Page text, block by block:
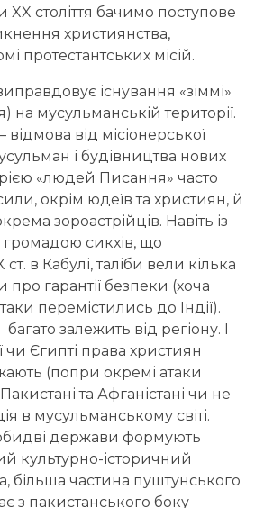
XX століття бачимо поступове
християнства,
протестантських місій.
існування «зіммі»
мусульманській території.
від місіонерської
і будівництва нових
«людей Писання» часто
окрім юдеїв та християн, й
зороастрійців. Навіть із
громадою сикхів, що
в Кабулі, таліби вели кілька
про гарантії безпеки (хоча
перемістились до Індії).
залежить від регіону. І
чи Єгипті права християн
(попри окремі атаки
та Афганістані чи не
в мусульманському світі.
держави формують
культурно-історичний
більша частина пуштунського
з пакистанського боку